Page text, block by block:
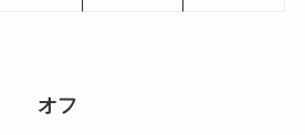
オフ